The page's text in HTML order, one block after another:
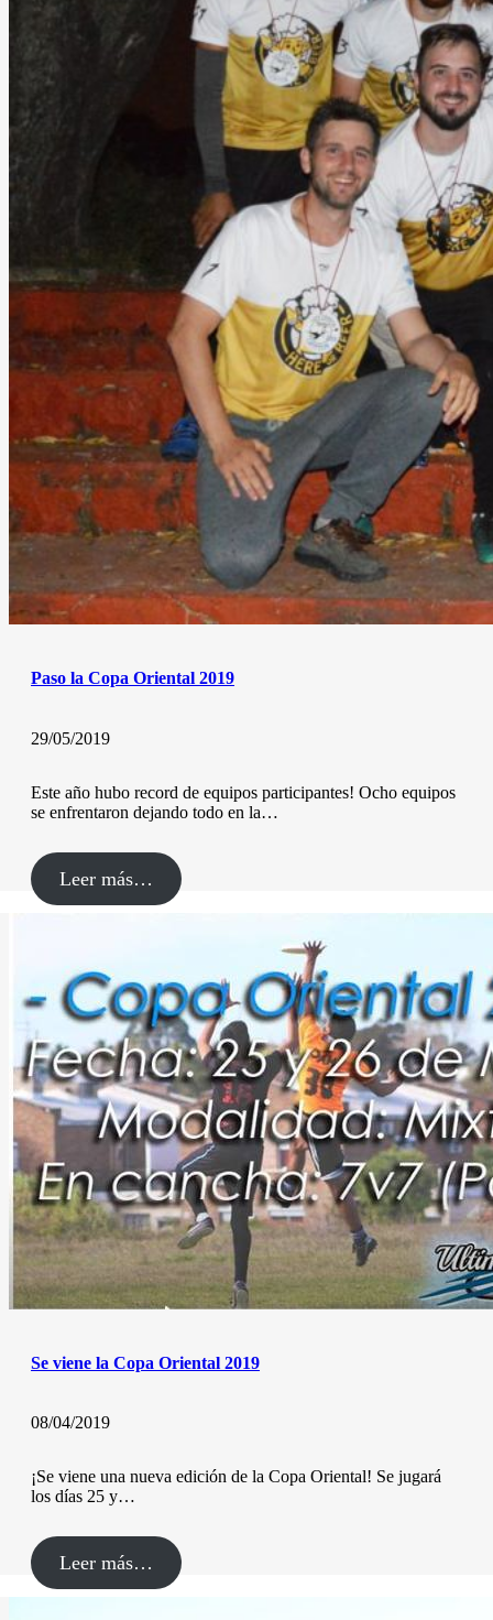
Paso la Copa Oriental 2019
29/05/2019
Este año hubo record de equipos participantes! Ocho equipos
se enfrentaron dejando todo en la…
Leer más…
Se viene la Copa Oriental 2019
08/04/2019
¡Se viene una nueva edición de la Copa Oriental! Se jugará
los días 25 y…
Leer más…